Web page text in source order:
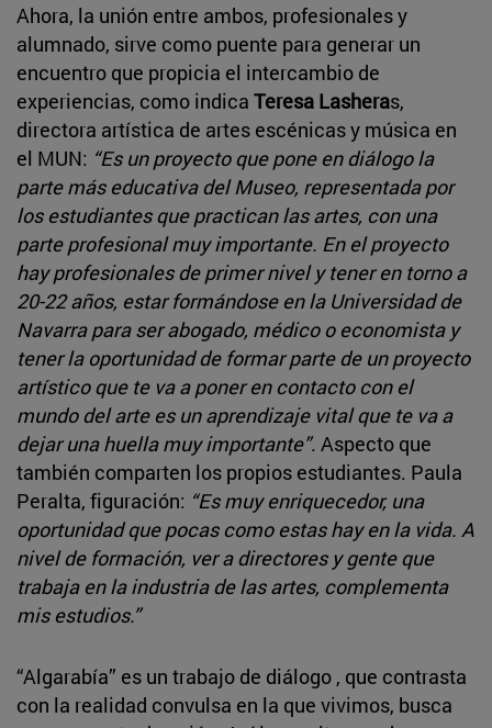
Ahora, la unión entre ambos, profesionales y
alumnado, sirve como puente para generar un
encuentro que propicia el intercambio de
experiencias, como indica Teresa Lasheras,
directora artística de artes escénicas y música en
el MUN: “Es un proyecto que pone en diálogo la
parte más educativa del Museo, representada por
los estudiantes que practican las artes, con una
parte profesional muy importante. En el proyecto
hay profesionales de primer nivel y tener en torno a
20-22 años, estar formándose en la Universidad de
Navarra para ser abogado, médico o economista y
tener la oportunidad de formar parte de un proyecto
artístico que te va a poner en contacto con el
mundo del arte es un aprendizaje vital que te va a
dejar una huella muy importante”. Aspecto que
también comparten los propios estudiantes. Paula
Peralta, figuración: “Es muy enriquecedor, una
oportunidad que pocas como estas hay en la vida. A
nivel de formación, ver a directores y gente que
trabaja en la industria de las artes, complementa
mis estudios.”
“Algarabía” es un trabajo de diálogo , que contrasta
con la realidad convulsa en la que vivimos, busca